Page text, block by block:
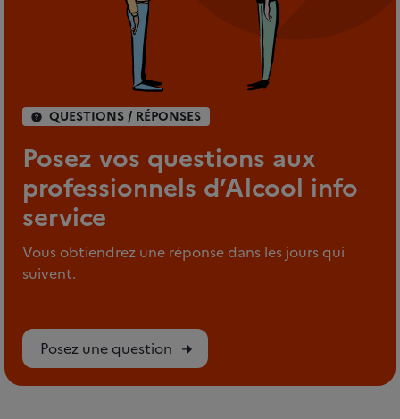
QUESTIONS / RÉPONSES
Posez vos questions aux
professionnels d’Alcool info
service
Vous obtiendrez une réponse dans les jours qui
suivent.
Posez une question